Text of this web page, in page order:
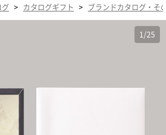
グ > カタログギフト > ブランドカタログ・そ
1 /25